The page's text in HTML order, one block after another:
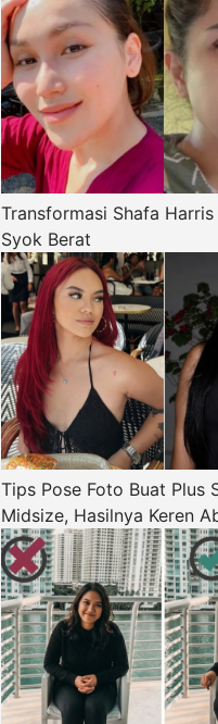
Transformasi Shafa
Syok Berat
Tips Pose Foto Buat Plus
Midsize, Hasilnya Keren